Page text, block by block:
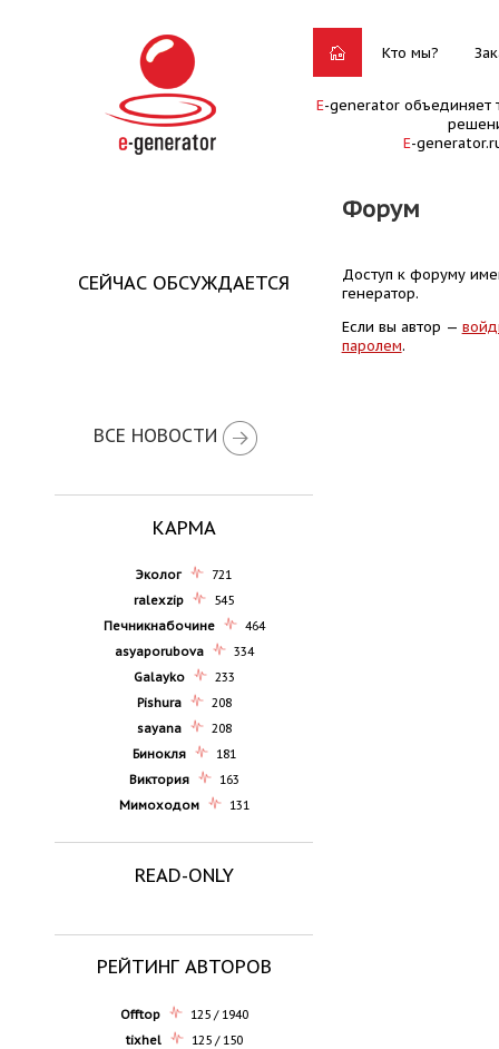
Кто мы?
E-generator объединяет
E-
Форум
СЕЙЧАС ОБСУЖДАЕТСЯ
ВСЕ НОВОСТИ
КАРМА
Эколог
721
ralexzip
545
Печникнабочине
464
asyaporubova
334
Galayko
233
Pishura
208
sayana
208
Бинокля
181
Виктория
163
Мимоходом
131
READ-ONLY
РЕЙТИНГ АВТОРОВ
Offtop
125 / 1940
tixhel
125 / 150
Доступ к форуму
генератор.
Если вы автор —
паролем.